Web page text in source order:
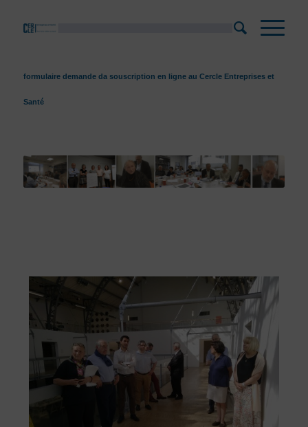
formulaire demande da souscription en ligne au Cercle Entreprises et
Santé